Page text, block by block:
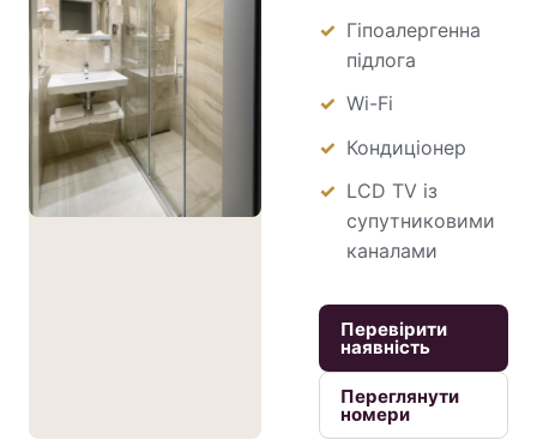
Гіпоалергенна
підлога
Wi-Fi
Кондиціонер
LCD TV із
супутниковими
каналами
Перевірити
наявність
Переглянути
номери